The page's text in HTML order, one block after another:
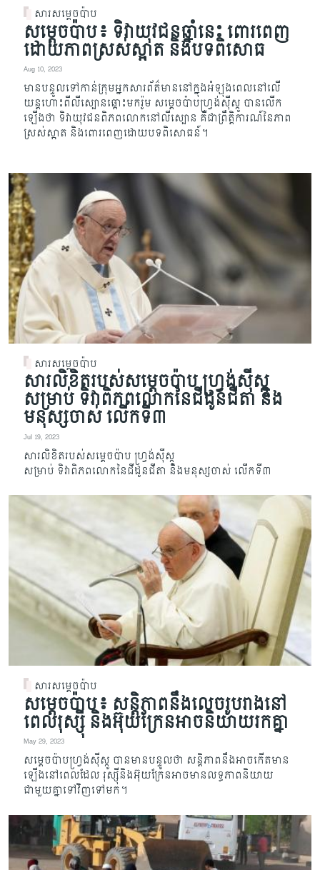
សារសម្តេចប៉ាប
សម្តេចប៉ាប៖ ទិវាយុវជនឆ្នាំនេះ ពោរពេញ
ដោយភាពស្រស់ស្អាត និងបទពិសោធ
Aug 10, 2023
មានបន្ទូលទៅកាន់ក្រុមអ្នកសារព័ត៌មាននៅក្នុងអំឡុងពេលនៅលើ
យន្តហោះពីលីស្បោនឆ្ពោះមករ៉ូម សម្តេ​ច​ប៉ាបហ្រ្វង់ស៊ីស្កូ បានលើក
ឡើងថា ទិវាយុវជនពិភពលោកនៅលីស្បោន គឺជាព្រឹត្តិការណ៍នៃភាព
ស្រស់ស្អា​ត និងពោរពេញដោយបទពិសោធន៍។​
សារសម្តេចប៉ាប
សារលិខិតរបស់សម្តេចប៉ាប ហ្វ្រង់ស៊ីស្កូ
សម្រាប់ ទិវាពិភពលោកនៃជីដូនជីតា និង
មនុស្សចាស់ លើកទី៣
Jul 19, 2023
សារលិខិតរបស់សម្តេចប៉ាប ហ្វ្រង់ស៊ីស្កូ
សម្រាប់ ទិវាពិភពលោកនៃជីដូនជីតា និងមនុស្សចាស់ លើកទី៣
សារសម្តេចប៉ាប
សម្តេចប៉ាប៖ សន្តិភាពនឹងលេចរូបរាងនៅ
ពេលរុស្ស៊ី និងអ៊ុយក្រែនអាចនិយាយរកគ្នា
May 29, 2023
សម្តេចប៉ាបហ្រ្វង់ស៊ីស្កូ បានមានបន្ទូលថា សន្តិភាពនឹងអាចកើតមាន
ឡើងនៅពេលដែល រុស្ស៊ីនិងអ៊ុយក្រែន​អាចមានលទ្ធភាពនិយាយ
ជាមួយគ្នាទៅវិញទៅមក។